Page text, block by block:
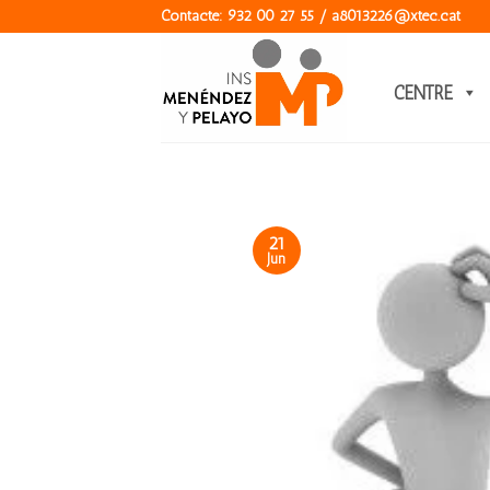
to
Contacte: 932 00 27 55 / a8013226@xtec.cat
CENTRE
21
Jun